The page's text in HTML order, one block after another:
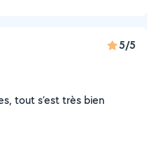
5/5
tout s’est très bien